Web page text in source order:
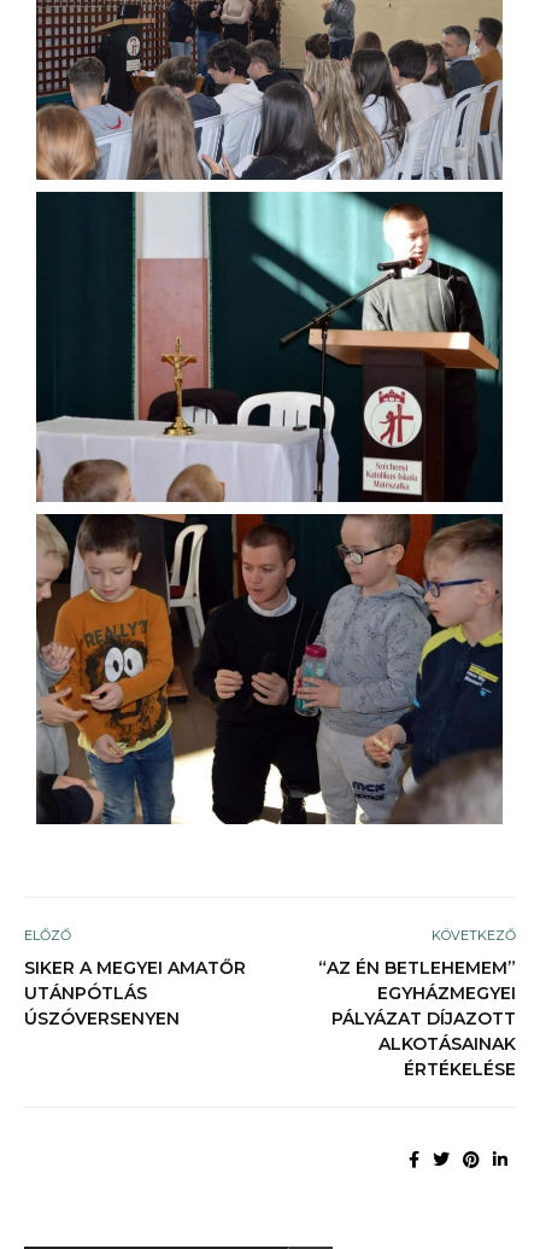
ELŐZŐ
SIKER A MEGYEI AMATŐR
UTÁNPÓTLÁS
ÚSZÓVERSENYEN
KÖVETKEZŐ
“AZ ÉN BETLEHEMEM”
EGYHÁZMEGYEI
PÁLYÁZAT DÍJAZOTT
ALKOTÁSAINAK
ÉRTÉKELÉSE